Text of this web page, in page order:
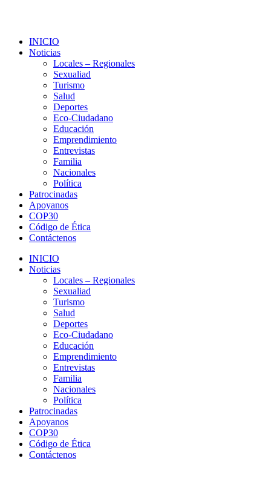
INICIO
Noticias
Locales – Regionales
Sexualiad
Turismo
Salud
Deportes
Eco-Ciudadano
Educación
Emprendimiento
Entrevistas
Familia
Nacionales
Política
Patrocinadas
Apoyanos
COP30
Código de Ética
Contáctenos
INICIO
Noticias
Locales – Regionales
Sexualiad
Turismo
Salud
Deportes
Eco-Ciudadano
Educación
Emprendimiento
Entrevistas
Familia
Nacionales
Política
Patrocinadas
Apoyanos
COP30
Código de Ética
Contáctenos